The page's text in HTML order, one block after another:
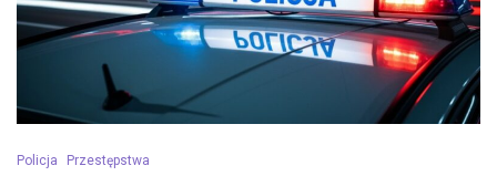
Policja Przestępstwa